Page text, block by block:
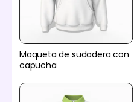
Maqueta de sudadera con
capucha